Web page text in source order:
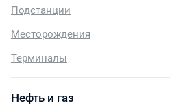
Подстанции
Месторождения
Терминалы
Нефть и газ